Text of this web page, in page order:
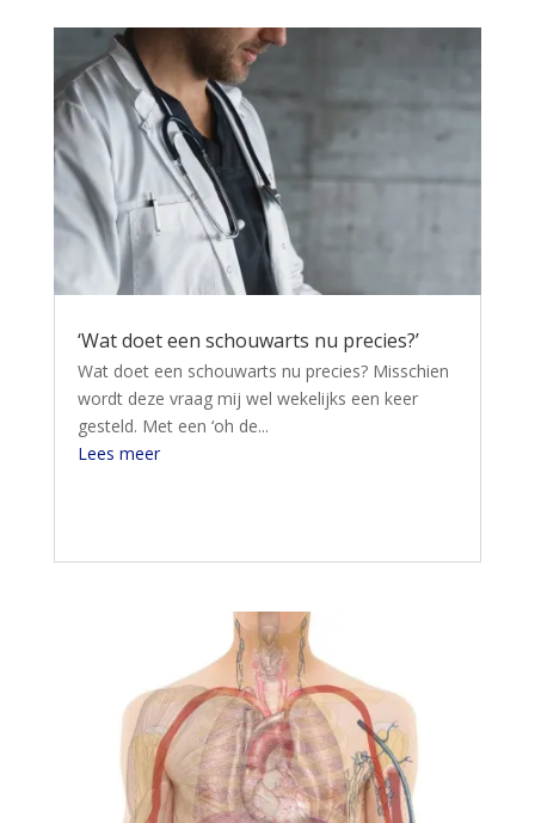
‘Wat doet een schouwarts nu precies?’
Wat doet een schouwarts nu precies? Misschien
wordt deze vraag mij wel wekelijks een keer
gesteld. Met een ‘oh de...
Lees meer